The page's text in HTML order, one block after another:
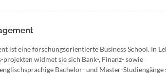
ist eine forschungsorientierte Business School. In
widmet sie sich Bank-, Finanz- sowie
Bachelor- und Master-Studiengänge